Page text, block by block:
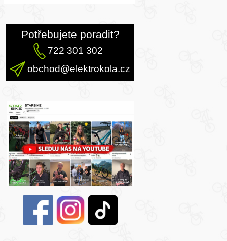
Potřebujete poradit?
722 301 302
obchod@elektrokola.cz